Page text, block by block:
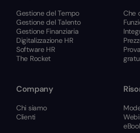
Gestione del Tempo
Gestione del Talento
Gestione Finanziaria
Digitalizzazione HR
Software HR
The Rocket
Che
Company
Chi siamo
Clienti